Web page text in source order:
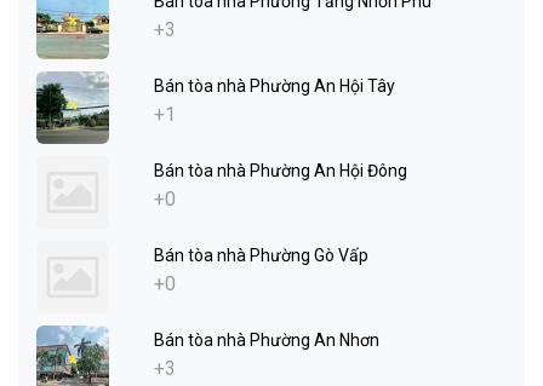
+3
Bán tòa nhà Phường An Hội Tây
+1
Bán tòa nhà Phường An Hội Đông
+0
Bán tòa nhà Phường Gò Vấp
+0
Bán tòa nhà Phường An Nhơn
+3